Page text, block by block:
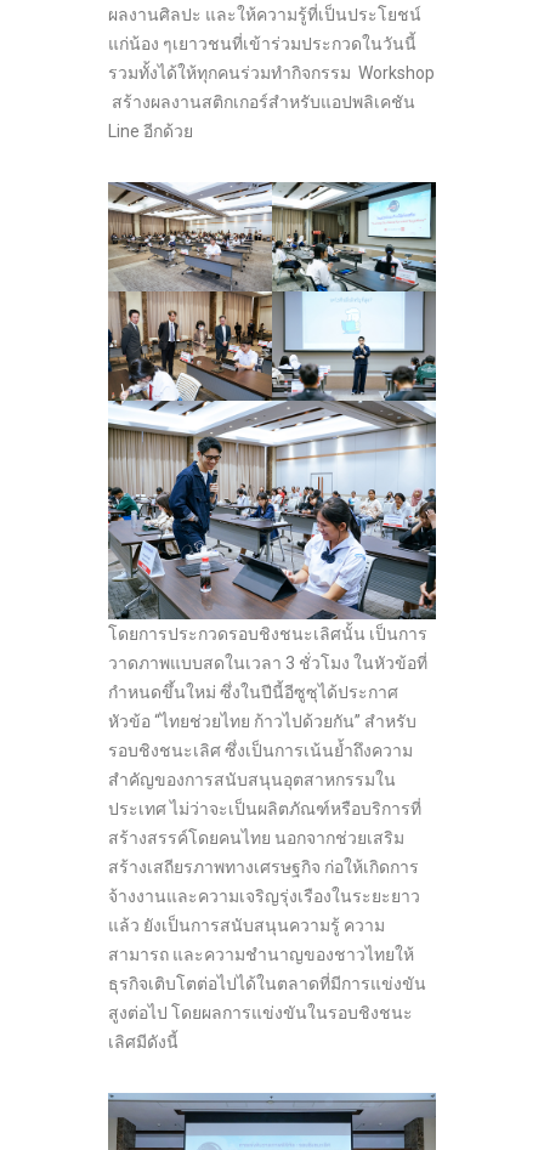
ผลงานศิลปะ และให้ความรู้ที่เป็นประโยชน์
แก่น้อง ๆเยาวชนที่เข้าร่วมประกวดในวันนี้
รวมทั้งได้ให้ทุกคนร่วมทำกิจกรรม Workshop
สร้างผลงานสติกเกอร์สำหรับแอปพลิเคชัน
Line อีกด้วย
โดยการประกวดรอบชิงชนะเลิศนั้น เป็นการ
วาดภาพแบบสดในเวลา 3 ชั่วโมง ในหัวข้อที่
กำหนดขึ้นใหม่ ซึ่งในปีนี้อีซูซุได้ประกาศ
หัวข้อ “ไทยช่วยไทย ก้าวไปด้วยกัน” สำหรับ
รอบชิงชนะเลิศ ซึ่งเป็นการเน้นย้ำถึงความ
สำคัญของการสนับสนุนอุตสาหกรรมใน
ประเทศ ไม่ว่าจะเป็นผลิตภัณฑ์หรือบริการที่
สร้างสรรค์โดยคนไทย นอกจากช่วยเสริม
สร้างเสถียรภาพทางเศรษฐกิจ ก่อให้เกิดการ
จ้างงานและความเจริญรุ่งเรืองในระยะยาว
แล้ว ยังเป็นการสนับสนุนความรู้ ความ
สามารถ และความชำนาญของชาวไทยให้
ธุรกิจเติบโตต่อไปได้ในตลาดที่มีการแข่งขัน
สูงต่อไป โดยผลการแข่งขันในรอบชิงชนะ
เลิศมีดังนี้